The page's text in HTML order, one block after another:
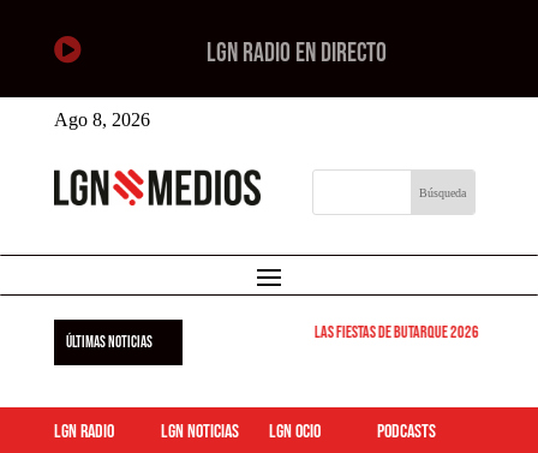
 LGN RADIO EN DIRECTO
Ago 8, 2026
ÚLTIMAS NOTICIAS Las Fiestas de Butarque 2026 arrancan
LGN Radio LGN Noticias LGN ocio podcasts